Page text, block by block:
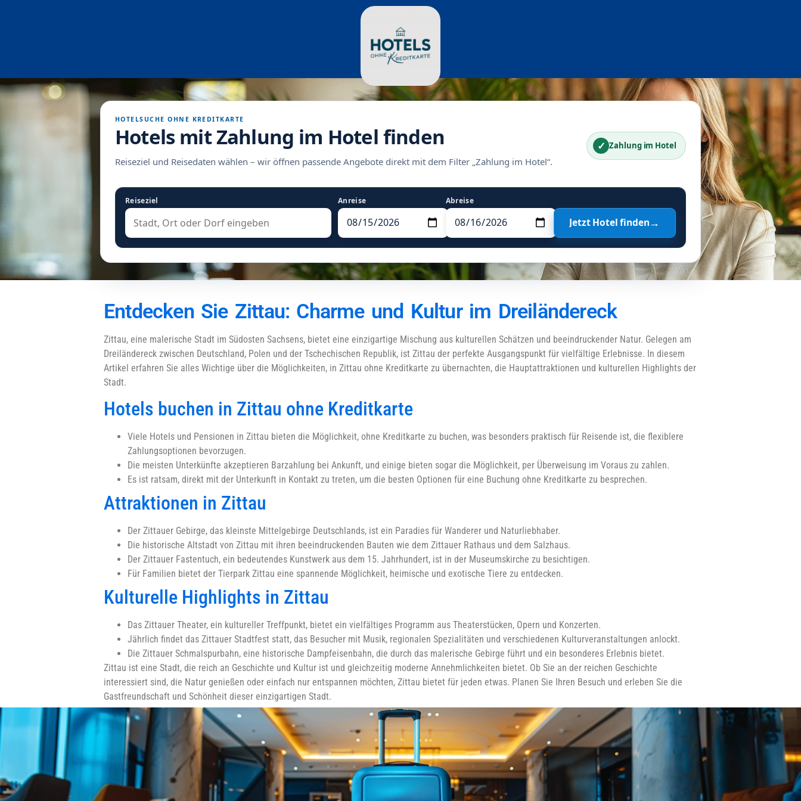
HOTELSUCHE OHNE KREDITKARTE
Hotels mit Zahlung im Hotel finden
Reiseziel und Reisedaten wählen – wir öffnen passende Angebote direkt mit dem Filter „Zahlung im Hotel“.
✓ Zahlung im Hotel
Reiseziel Anreise Abreise
Jetzt Hotel finden→
Entdecken Sie Zittau: Charme und Kultur im Dreiländereck
Zittau, eine malerische Stadt im Südosten Sachsens, bietet eine einzigartige Mischung aus kulturellen Schätzen und beeindruckender Natur. Gelegen am
Dreiländereck zwischen Deutschland, Polen und der Tschechischen Republik, ist Zittau der perfekte Ausgangspunkt für vielfältige Erlebnisse. In diesem
Artikel erfahren Sie alles Wichtige über die Möglichkeiten, in Zittau ohne Kreditkarte zu übernachten, die Hauptattraktionen und kulturellen Highlights der
Stadt.
Hotels buchen in Zittau ohne Kreditkarte
Viele Hotels und Pensionen in Zittau bieten die Möglichkeit, ohne Kreditkarte zu buchen, was besonders praktisch für Reisende ist, die flexiblere
Zahlungsoptionen bevorzugen.
Die meisten Unterkünfte akzeptieren Barzahlung bei Ankunft, und einige bieten sogar die Möglichkeit, per Überweisung im Voraus zu zahlen.
Es ist ratsam, direkt mit der Unterkunft in Kontakt zu treten, um die besten Optionen für eine Buchung ohne Kreditkarte zu besprechen.
Attraktionen in Zittau
Der Zittauer Gebirge, das kleinste Mittelgebirge Deutschlands, ist ein Paradies für Wanderer und Naturliebhaber.
Die historische Altstadt von Zittau mit ihren beeindruckenden Bauten wie dem Zittauer Rathaus und dem Salzhaus.
Der Zittauer Fastentuch, ein bedeutendes Kunstwerk aus dem 15. Jahrhundert, ist in der Museumskirche zu besichtigen.
Für Familien bietet der Tierpark Zittau eine spannende Möglichkeit, heimische und exotische Tiere zu entdecken.
Kulturelle Highlights in Zittau
Das Zittauer Theater, ein kultureller Treffpunkt, bietet ein vielfältiges Programm aus Theaterstücken, Opern und Konzerten.
Jährlich findet das Zittauer Stadtfest statt, das Besucher mit Musik, regionalen Spezialitäten und verschiedenen Kulturveranstaltungen anlockt.
Die Zittauer Schmalspurbahn, eine historische Dampfeisenbahn, die durch das malerische Gebirge führt und ein besonderes Erlebnis bietet.
Zittau ist eine Stadt, die reich an Geschichte und Kultur ist und gleichzeitig moderne Annehmlichkeiten bietet. Ob Sie an der reichen Geschichte
interessiert sind, die Natur genießen oder einfach nur entspannen möchten, Zittau bietet für jeden etwas. Planen Sie Ihren Besuch und erleben Sie die
Gastfreundschaft und Schönheit dieser einzigartigen Stadt.